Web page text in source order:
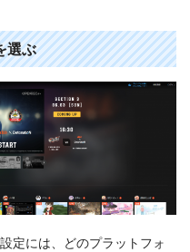
選ぶ
定には、どのプラットフォ